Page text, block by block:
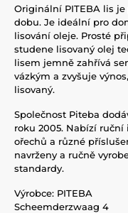
Originální PITEBA lis
dobu. Je ideální pro
lisování oleje. Prosté
studene lisovaný olej
lisem jemně zahřívá
vázkým a zvyšuje
lisovaný.
Společnost Piteba
roku 2005. Nabízí
ořechů a různé
navrženy a ručně
standardy.
Výrobce: PITEBA
Scheemderzwaag 4